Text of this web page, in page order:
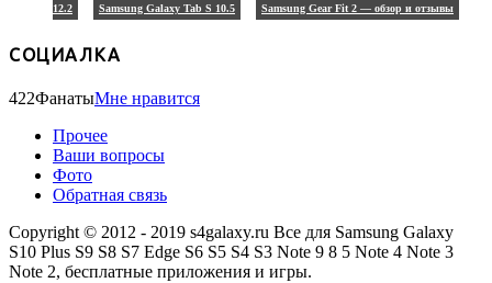
12.2 Samsung Galaxy Tab S 10.5 Samsung Gear Fit 2 — обзор и отзывы
СОЦИАЛКА
422ФанатыМне нравится
Прочее
Ваши вопросы
Фото
Обратная связь
Copyright © 2012 - 2019 s4galaxy.ru Все для Samsung Galaxy
S10 Plus S9 S8 S7 Edge S6 S5 S4 S3 Note 9 8 5 Note 4 Note 3
Note 2, бесплатные приложения и игры.